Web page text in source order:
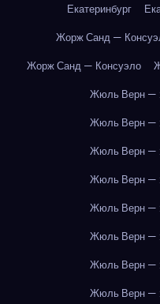
Екатеринбург
Жорж Санд —
Жорж Санд — Консуэло
Жюль Верн —
Жюль Верн —
Жюль Верн —
Жюль Верн —
Жюль Верн —
Жюль Верн —
Жюль Верн —
Жюль Верн —